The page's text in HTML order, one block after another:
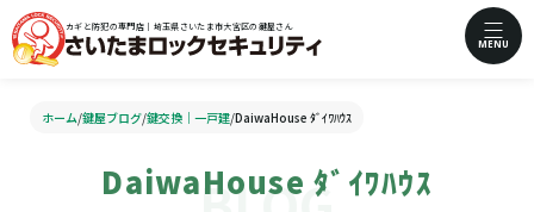
カギと防犯の専門店｜埼玉県さいたま市大宮区の鍵屋さん
MENU
ホーム/鍵屋ブログ/鍵交換｜一戸建/DaiwaHouse ﾀﾞｲﾜﾊｳｽ
DaiwaHouse ﾀﾞｲﾜﾊｳｽ